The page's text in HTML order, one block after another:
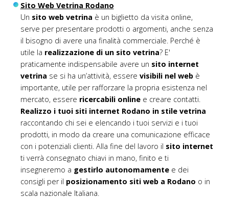
Sito Web Vetrina Rodano
Un sito web vetrina è un biglietto da visita online,
serve per presentare prodotti o argomenti, anche senza
il bisogno di avere una finalità commerciale. Perché è
utile la realizzazione di un sito vetrina? E'
praticamente indispensabile avere un sito internet
vetrina se si ha un’attività, essere visibili nel webè
importante, utile per rafforzare la propria esistenza nel
mercato, essere ricercabili online e creare contatti.
Realizzo i tuoi siti internet Rodano in stile vetrina
raccontando chi sei e elencando i tuoi servizi e i tuoi
prodotti, in modo da creare una comunicazione efficace
con i potenziali clienti. Alla fine del lavoro il sito internet
ti verrà consegnato chiavi in mano, finito e ti
insegneremo a gestirlo autonomamentee dei
consigli per il posizionamento siti web a Rodano o in
scala nazionale Italiana.